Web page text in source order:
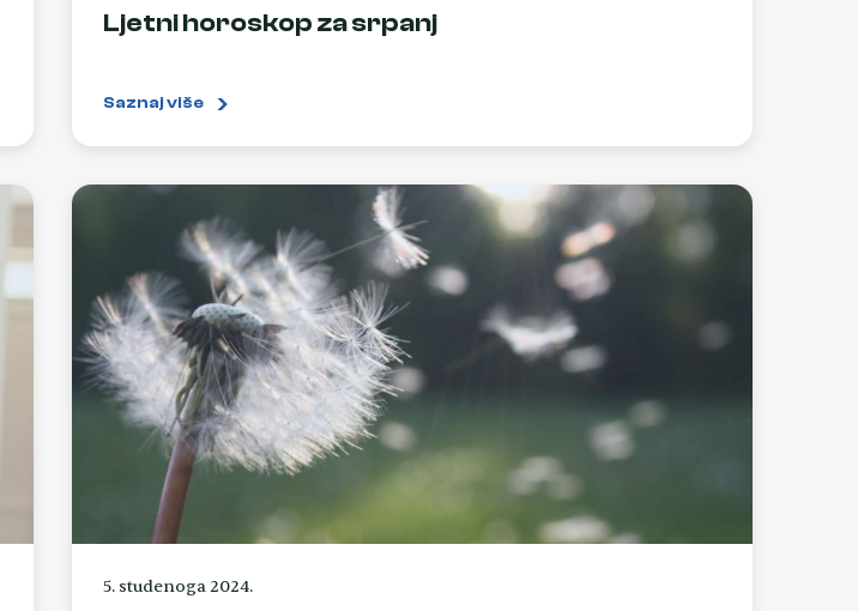
Ljetni horoskop za srpanj
Saznaj više
5. studenoga 2024.